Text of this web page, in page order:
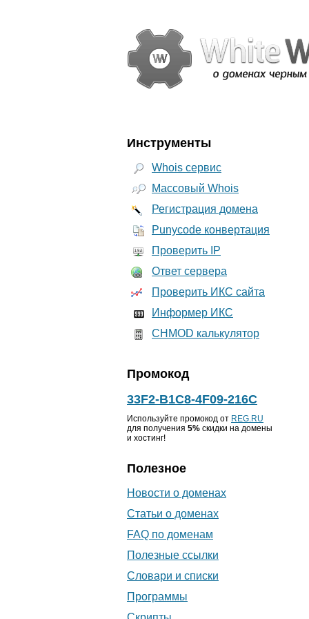
Инструменты
Whois сервис
Массовый Whois
Регистрация домена
Punycode конвертация
Проверить IP
Ответ сервера
Проверить ИКС сайта
Информер ИКС
CHMOD калькулятор
Промокод
33F2-B1C8-4F09-216C
Используйте промокод от REG.RU
для получения 5% скидки на домены
и хостинг!
Полезное
Новости о доменах
Статьи о доменах
FAQ по доменам
Полезные ссылки
Словари и списки
Программы